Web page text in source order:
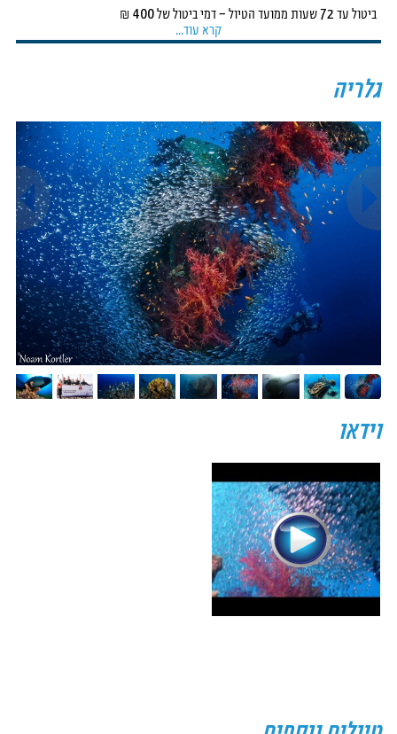
ביטול עד 72 שעות ממועד הטיול – דמי ביטול של 400 ₪
ניתן למצוא מחליפ\ה שיצא במקום המבטל במקום לשלם דמי ביטול.
הביטחוני.
ביטוח צלילה:לא ניתן לצלול בטיול ללא ביטוח צלילה בתוקף,להלן קישור
לרכישת ביטוח צלילה.
ביטוח נסיעות לחו"ל:את ביטוח הנסיעות יש לבצע מיד לאחר רכישת הטיול על
מנת שגם התקופה עד הנסיעה בפועל תהיה מכוסה.
לרשותכם: איתי פילוסוף, נציג ביטוח הראל 09-7457046 \ 052-290-2263.
לרוכשי חבילות הכוללות טיסה, נא ליצור קשר עם עינת ממשרדנו, נציגת ביטוח
מומלץ לעשות ביטוח נסיעות המבטח מקרים של ביטולים מסיבות קריטיות.
חברת WildDive אינה אחראית על ביטולים או איחורים של טיסות על ידי חברות
התעופה השונות.
במידה ויחולו שינויים בטיסות חברת WildDive תשמח לסייע במציאת פתרון
הגבלות על העברת ציוד צלילה אישי, בעיקר ווסתים ומצלמות תת־ימיות.
איננו יכולים להבטיח את מעבר הציוד, ולכן אנו ממליצים להיערך בהתאם.
מועדוני הצלילה עמם אנו עובדים מציעים שירותי השכרות ציוד.
במידה ופריט ציוד לא יועבר בגבול, הוא יאופסן שם עד לחזרתכם לארץ.
קרא עוד...
גלריה
וידאו